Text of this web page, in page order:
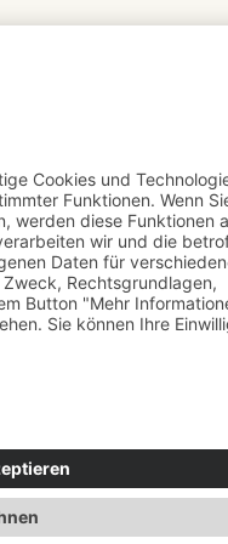
Wenn du einen Affiliate-
erhalte ich eine kleine
Mehrkosten.